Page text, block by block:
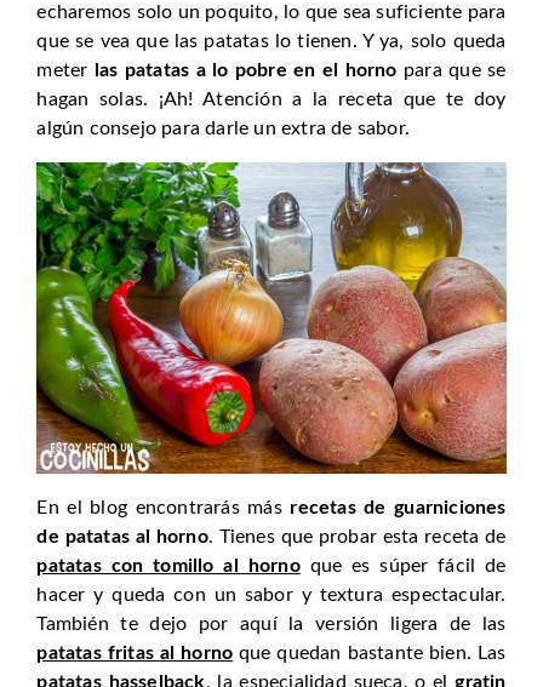
echaremos solo un poquito, lo que sea suficiente para
que se vea que las patatas lo tienen. Y ya, solo queda
meter
las patatas a lo pobre en el horno para que se
hagan solas. ¡Ah! Atención a la receta que te doy
algún consejo para darle un extra de sabor.
En el blog encontrarás más recetas de guarniciones
de patatas al horno. Tienes que probar esta receta de
patatas con tomillo al hornoque es súper fácil de
hacer y queda con un sabor y textura espectacular.
También te dejo por aquí la versión ligera de las
patatas fritas al horno que quedan bastante bien. Las
patatas hasselback, la especialidad sueca, o elgratin